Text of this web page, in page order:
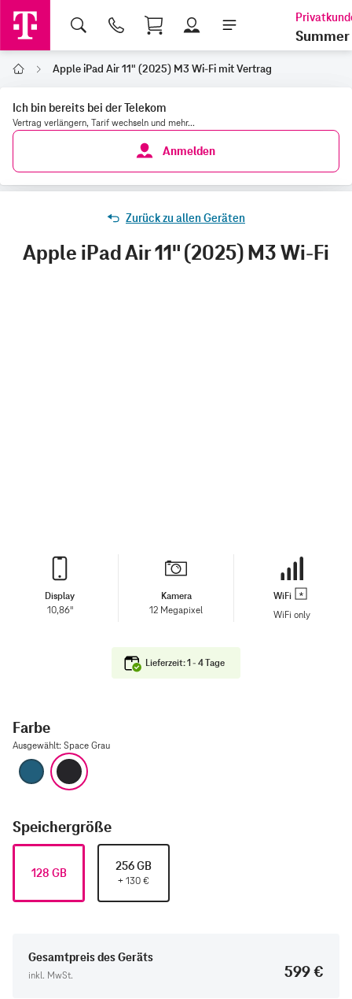
Shopping Cart
Summer
Home Apple iPad Air 11" (2025) M3 Wi-Fi mit Vertrag
Ich bin bereits bei der Telekom
Vertrag verlängern, Tarif wechseln und mehr...
Anmelden
Zurück zu allen Geräten
Apple iPad Air 11" (2025) M3 Wi-Fi
Display
10,86"
Kamera
12 Megapixel
WiFi
WiFi only
Lieferzeit: 1 - 4 Tage
Farbe
Ausgewählt: Space Grau
Blau
Speichergröße
128 GB 256 GB
+ 130 €
Gesamtpreis des Geräts
inkl. MwSt.
599 €